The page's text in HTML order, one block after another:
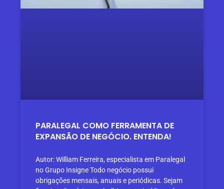
PARALEGAL COMO FERRAMENTA DE
EXPANSÃO DE NEGÓCIO. ENTENDA!
Autor: William Ferreira, especialista em Paralegal
no Grupo Insigne Todo negócio possui
obrigações mensais, anuais e periódicas. Sejam